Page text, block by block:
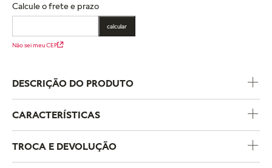
Calcule o frete e prazo
calcular
Não sei meu CEP
DESCRIÇÃO DO PRODUTO
CARACTERÍSTICAS
Coleção
Pandora Essence
TROCA E DEVOLUÇÃO